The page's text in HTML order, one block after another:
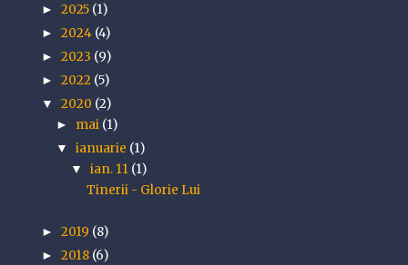
► 2025 (1)
► 2024 (4)
► 2023 (9)
► 2022 (5)
▼ 2020 (2)
► mai (1)
▼ianuarie (1)
▼ian. 11 (1)
Tinerii - Glorie Lui
► 2019 (8)
► 2018 (6)